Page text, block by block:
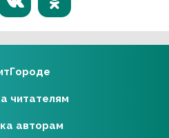
читателям
авторам